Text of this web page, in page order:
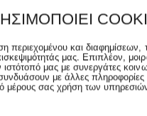
Πάπλωμα
Αρχική Τιμή:194.90€
155.92 €
περιεχομένου και διαφημίσεων,
μας. Επιπλέον,
μας με συνεργάτες
με άλλες
μέρους σας χρήση των